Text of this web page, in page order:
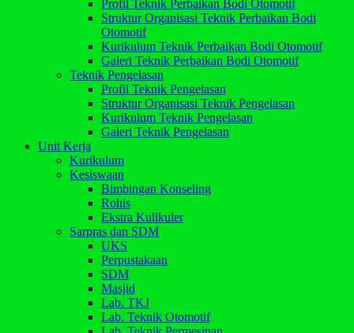
Profil Teknik Perbaikan Bodi Otomotif
Struktur Organisasi Teknik Perbaikan Bodi
Otomotif
Kurikulum Teknik Perbaikan Bodi Otomotif
Galeri Teknik Perbaikan Bodi Otomotif
Teknik Pengelasan
Profil Teknik Pengelasan
Struktur Organisasi Teknik Pengelasan
Kurikulum Teknik Pengelasan
Galeri Teknik Pengelasan
Unit Kerja
Kurikulum
Kesiswaan
Bimbingan Konseling
Rohis
Ekstra Kulikuler
Sarpras dan SDM
UKS
Perpustakaan
SDM
Masjid
Lab. TKJ
Lab. Teknik Otomotif